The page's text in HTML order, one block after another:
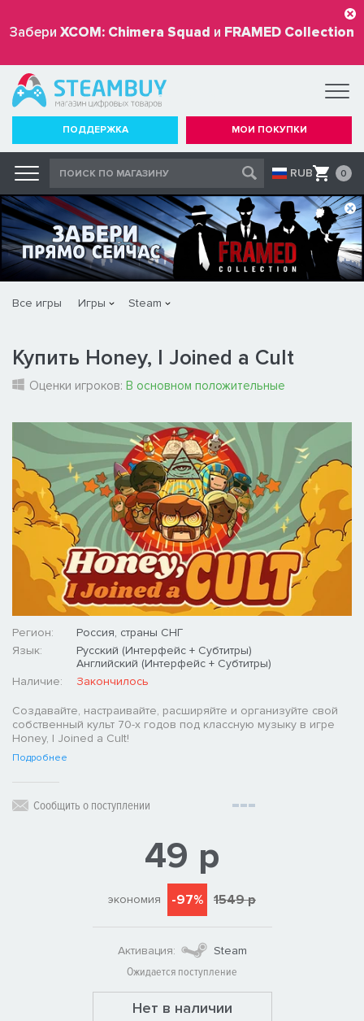
Забери XCOM: Chimera Squad и FRAMED Collection
бесплатно
ПОДДЕРЖКА МОИ ПОКУПКИ
RUB 0
Все игры Игры Steam
Купить Honey, I Joined a Cult
Оценки игроков: В основном положительные
Регион:
Россия, страны СНГ
Язык:
Русский (Интерфейс + Субтитры)
Английский (Интерфейс + Субтитры)
Наличие:
Закончилось
Создавайте, настраивайте, расширяйте и организуйте свой
собственный культ 70-х годов под классную музыку в игре
Honey, I Joined a Cult!
Подробнее
Сообщить о поступлении
49 р
экономия -97% 1549 р
Активация:
Steam
Ожидается поступление
Нет в наличии